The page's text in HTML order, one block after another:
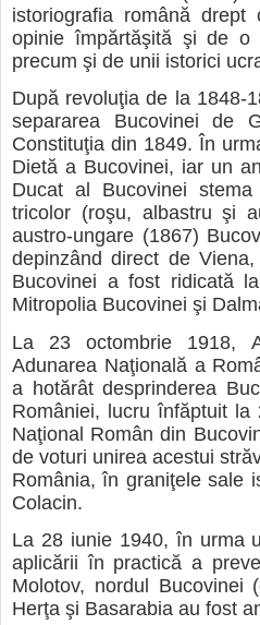
istoriografia română
opinie împărtăşită şi de o
precum şi de unii istorici
După revoluţia de la 1848-
separarea Bucovinei de
Constituţia din 1849. În
Dietă a Bucovinei, iar un
Ducat al Bucovinei
tricolor (roşu, albastru şi
austro-ungare (1867)
depinzând direct de
Bucovinei a fost ridicată
Mitropolia Bucovinei şi
La 23 octombrie 1918,
Adunarea Naţională a
a hotărât desprinderea
României, lucru înfăptuit
Naţional Român din
de voturi unirea acestui
România, în graniţele sale
Colacin.
La 28 iunie 1940, în urma
aplicării în practică a
Molotov, nordul Bucovinei
Herţa şi Basarabia au fost